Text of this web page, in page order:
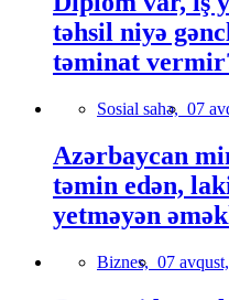
təhsil niyə
təminat
Sosial sahə, 07
Azərbaycan
təmin edən,
yetməyən
Biznes, 07